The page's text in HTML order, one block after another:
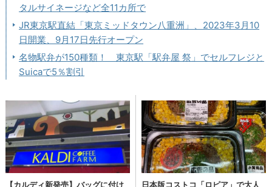
タルサイネージなど全11カ所で
JR東京駅直結「東京ミッドタウン八重洲」、2023年3月10
日開業、9月17日先行オープン
名物駅弁が150種類！ 東京駅「駅弁屋 祭」でセルフレジと
Suicaで5％割引